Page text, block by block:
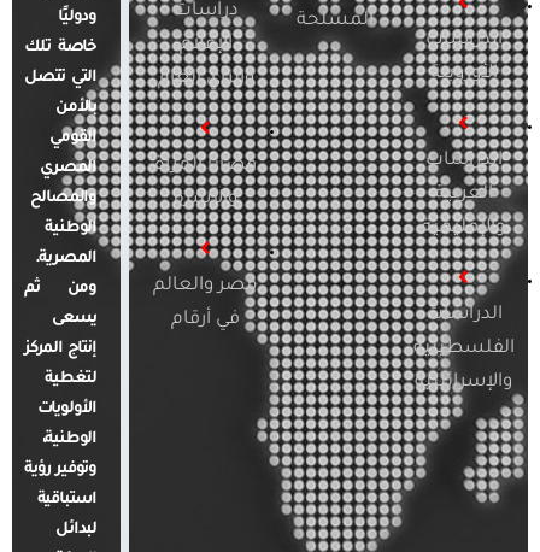
الدراسات
الأوروبية
الدراسات
العربية
والإقليمية
الدراسات
الفلسطينية
والإسرائيلية
المسلحة
دراسات
الإعلام
والرأي العام
قضايا المرأة
والأسرة
مصر والعالم
في أرقام
ودوليًا
خاصة تلك
التي تتصل
بالأمن
القومي
المصري
والمصالح
الوطنية
المصرية.
ومن ثم
يسعى
إنتاج المركز
لتغطية
الأولويات
الوطنية،
وتوفير رؤية
استباقية
لبدائل